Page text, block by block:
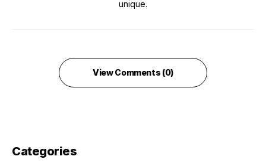
unique.
View Comments (0)
Categories